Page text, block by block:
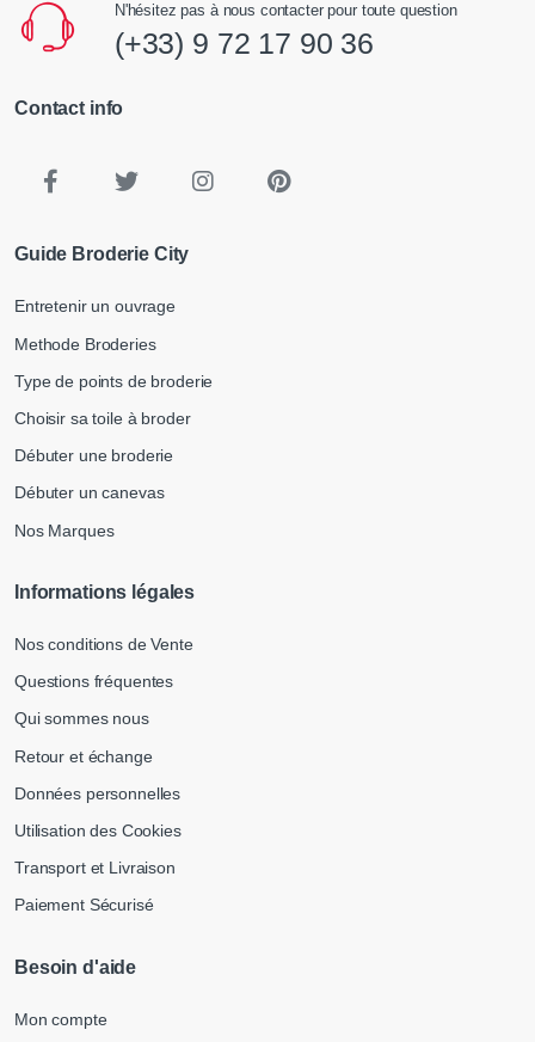
N'hésitez pas à nous contacter pour toute question
(+33) 9 72 17 90 36
Contact info
Guide Broderie City
Entretenir un ouvrage
Methode Broderies
Type de points de broderie
Choisir sa toile à broder
Débuter une broderie
Débuter un canevas
Nos Marques
Informations légales
Nos conditions de Vente
Questions fréquentes
Qui sommes nous
Retour et échange
Données personnelles
Utilisation des Cookies
Transport et Livraison
Paiement Sécurisé
Besoin d'aide
Mon compte